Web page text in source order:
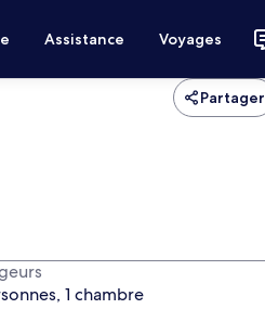
Assistance Voyages
Partager